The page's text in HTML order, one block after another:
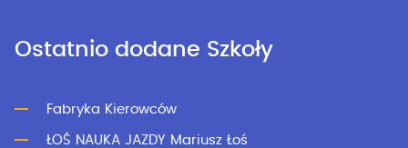
Ostatnio dodane Szkoły
Fabryka Kierowców
ŁOŚ NAUKA JAZDY Mariusz Łoś